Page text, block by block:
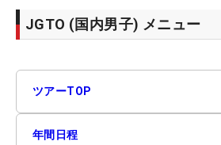
JGTO (国内男子) メニュー
ツアーTOP
年間日程